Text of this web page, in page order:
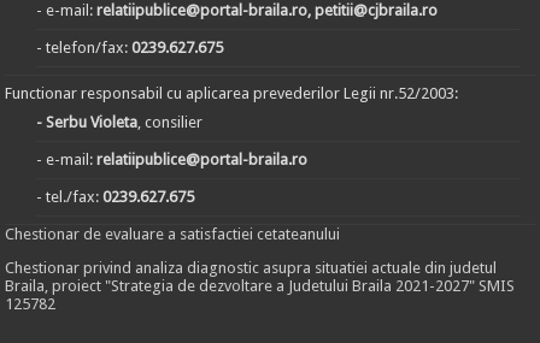
- e-mail:relatiipublice@portal-braila.ro, petitii@cjbraila.ro
- telefon/fax:0239.627.675
Functionar responsabil cu aplicarea prevederilor Legii nr.52/2003:
- Serbu Violeta, consilier
- e-mail:relatiipublice@portal-braila.ro
- tel./fax:0239.627.675
Chestionar de evaluare a satisfactiei cetateanului
Chestionar privind analiza diagnostic asupra situatiei actuale din judetul
Braila, proiect "Strategia de dezvoltare a Judetului Braila 2021-2027" SMIS
125782